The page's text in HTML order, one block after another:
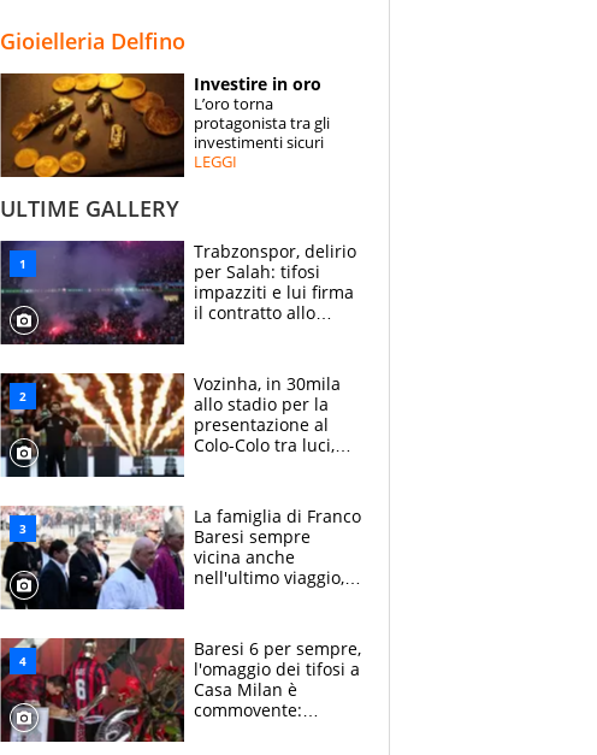
ESPERTI
CONTATTI
Gioielleria Delfino
Investire in oro
L’oro torna
protagonista tra gli
investimenti sicuri
LEGGI
ULTIME GALLERY
Trabzonspor, delirio
per Salah: tifosi
impazziti e lui firma
il contratto allo
Vozinha, in 30mila
allo stadio per la
presentazione al
Colo-Colo tra luci,
La famiglia di Franco
Baresi sempre
vicina anche
nell'ultimo viaggio,
circondati
dall'affetto dei tifosi
Baresi 6 per sempre,
l'omaggio dei tifosi a
Casa Milan è
commovente: